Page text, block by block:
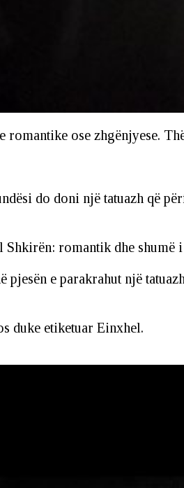
ose zhgënjyese.
do doni një tatuazh që
romantik dhe shumë
e parakrahut një
duke etiketuar Einxhel.